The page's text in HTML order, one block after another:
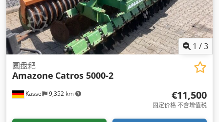
1 /3
Kassel 9,352 km
圆盘耙
Amazone Catros 5000-2
€11,500
固定价格 不含增值税